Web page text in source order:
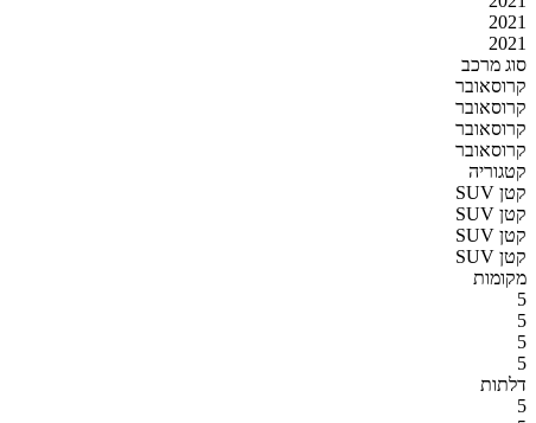
2021
2021
סוג מרכב
קרוסאובר
קרוסאובר
קרוסאובר
קרוסאובר
קטגוריה
SUV קטן
SUV קטן
SUV קטן
SUV קטן
מקומות
5
5
5
5
דלתות
5